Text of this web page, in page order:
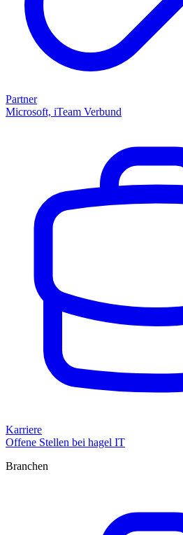
Partner
Microsoft, iTeam Verbund
Karriere
Offene Stellen bei hagel IT
Branchen